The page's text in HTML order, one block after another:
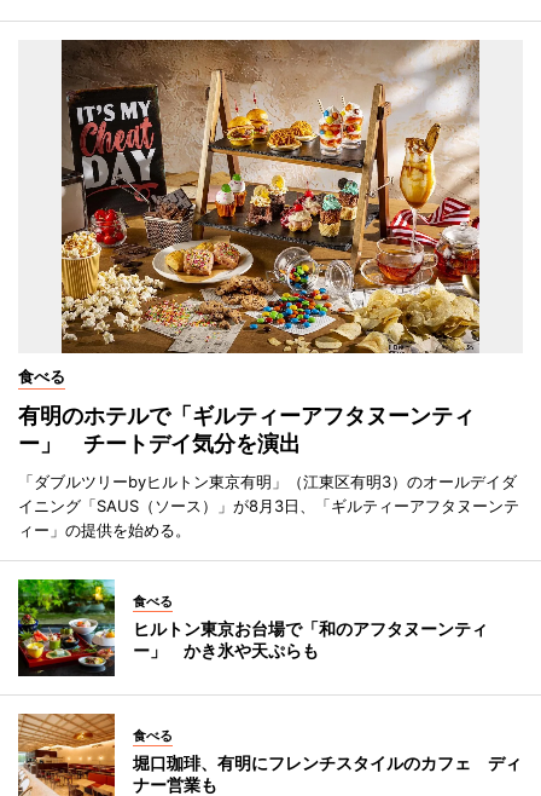
食べる
有明のホテルで「ギルティーアフタヌーンティ
ー」 チートデイ気分を演出
「ダブルツリーbyヒルトン東京有明」（江東区有明3）のオールデイダ
イニング「SAUS（ソース）」が8月3日、「ギルティーアフタヌーンテ
ィー」の提供を始める。
食べる
ヒルトン東京お台場で「和のアフタヌーンティ
ー」 かき氷や天ぷらも
食べる
堀口珈琲、有明にフレンチスタイルのカフェ ディ
ナー営業も